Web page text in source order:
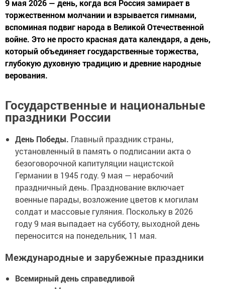
9 мая 2026 — день, когда вся Россия замирает в
торжественном молчании и взрывается гимнами,
вспоминая подвиг народа в Великой Отечественной
войне. Это не просто красная дата календаря, а день,
который объединяет государственные торжества,
глубокую духовную традицию и древние народные
верования.
Государственные и национальные
праздники России
День Победы. Главный праздник страны,
установленный в память о подписании акта о
безоговорочной капитуляции нацистской
Германии в 1945 году. 9 мая — нерабочий
праздничный день. Празднование включает
военные парады, возложение цветов к могилам
солдат и массовые гуляния. Поскольку в 2026
году 9 мая выпадает на субботу, выходной день
переносится на понедельник, 11 мая.
Международные и зарубежные праздники
Всемирный день справедливой